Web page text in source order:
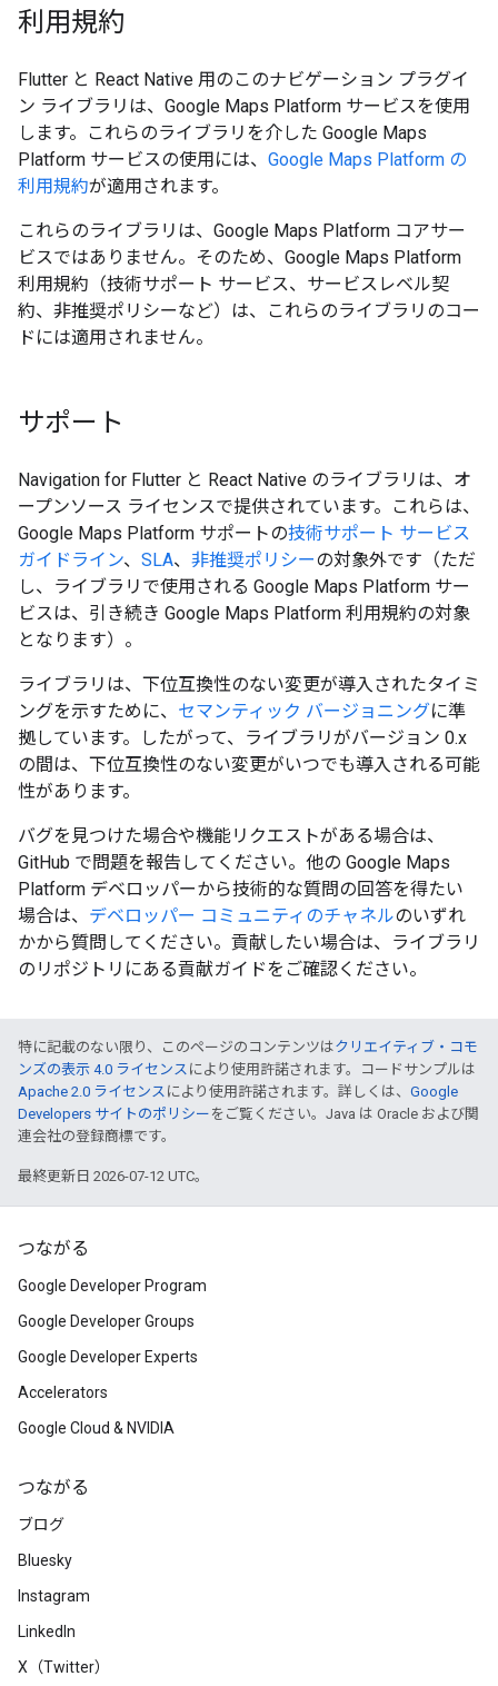
利用規約
Flutter と React Native 用のこのナビゲーション プラグイ
ン ライブラリは、Google Maps Platform サービスを使用
します。これらのライブラリを介した Google Maps
Platform サービスの使用には、 Google Maps Platform の
利用規約が適用されます。
これらのライブラリは、Google Maps Platform コアサー
ビスではありません。そのため、Google Maps Platform
利用規約（技術サポート サービス、サービスレベル契
約、非推奨ポリシーなど）は、これらのライブラリのコー
ドには適用されません。
サポート
Navigation for Flutter と React Native のライブラリは、オ
ープンソース ライセンスで提供されています。これらは、
Google Maps Platform サポートの技術サポート サービス
ガイドライン、 SLA、 非推奨ポリシーの対象外です（ただ
し、ライブラリで使用される Google Maps Platform サー
ビスは、引き続き Google Maps Platform 利用規約の対象
となります）。
ライブラリは、下位互換性のない変更が導入されたタイミ
ングを示すために、 セマンティック バージョニングに準
拠しています。したがって、ライブラリがバージョン 0.x
の間は、下位互換性のない変更がいつでも導入される可能
性があります。
バグを見つけた場合や機能リクエストがある場合は、
GitHub で問題を報告してください。他の Google Maps
Platform デベロッパーから技術的な質問の回答を得たい
場合は、 デベロッパー コミュニティのチャネルのいずれ
かから質問してください。貢献したい場合は、ライブラリ
のリポジトリにある貢献ガイドをご確認ください。
特に記載のない限り、このページのコンテンツはクリエイティブ・コモ
ンズの表示 4.0 ライセンス により使用許諾されます。コードサンプルは
Apache 2.0 ライセンス により使用許諾されます。詳しくは、 Google
Developers サイトのポリシー をご覧ください。Java は Oracle および関
連会社の登録商標です。
最終更新日 2026-07-12 UTC。
つながる
Google Developer Program
Google Developer Groups
Google Developer Experts
Accelerators
Google Cloud & NVIDIA
つながる
ブログ
Bluesky
Instagram
LinkedIn
X（Twitter）